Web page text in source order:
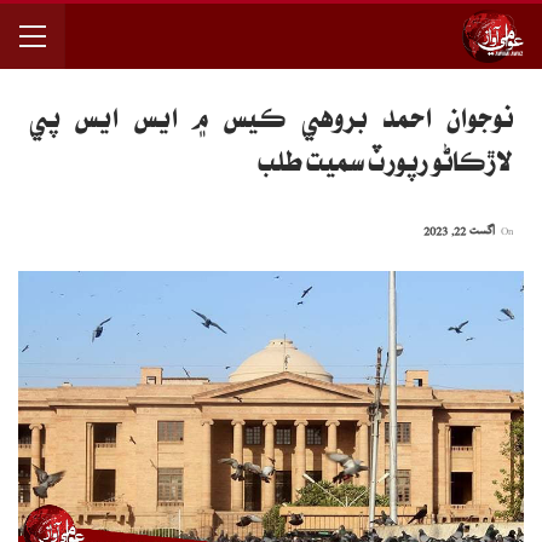
نوجوان احمد بروهي ڪيس ۾ ايس ايس پي
لاڙڪاڻو رپورٽ سميت طلب
اگست 22, 2023